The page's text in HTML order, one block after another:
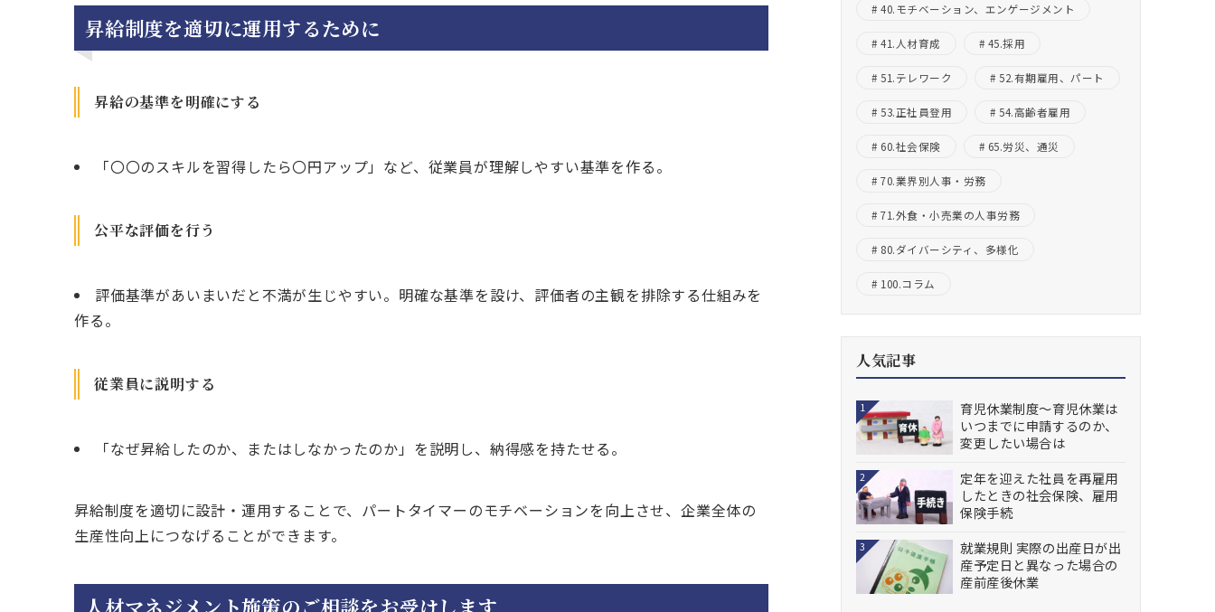
昇給制度を適切に運用するために
昇給の基準を明確にする
「〇〇のスキルを習得したら〇円アップ」など、従業員が理解しやすい基準を作る。
公平な評価を行う
評価基準があいまいだと不満が生じやすい。明確な基準を設け、評価者の主観を排除する仕組みを
作る。
従業員に説明する
「なぜ昇給したのか、またはしなかったのか」を説明し、納得感を持たせる。
昇給制度を適切に設計・運用することで、パートタイマーのモチベーションを向上させ、企業全体の
生産性向上につなげることができます。
40.モチベーション、エンゲージメント
41.人材育成 45.採用
51.テレワーク 52.有期雇用、パート
53.正社員登用 54.高齢者雇用
60.社会保険 65.労災、通災
70.業界別人事・労務
71.外食・小売業の人事労務
80.ダイバーシティ、多様化
100.コラム
人気記事
1
育児休業制度～育児休業は
いつまでに申請するのか、
変更したい場合は
2
定年を迎えた社員を再雇用
したときの社会保険、雇用
保険手続
3
就業規則 実際の出産日が出
産予定日と異なった場合の
産前産後休業